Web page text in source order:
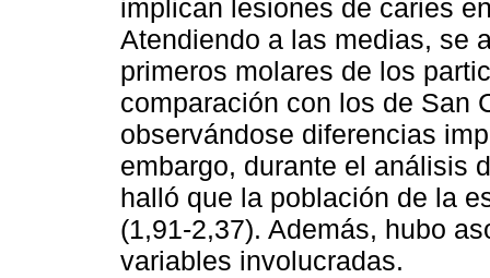
implican lesiones de caries
Atendiendo a las medias, se
primeros molares de los
comparación con los de San
observándose diferencias
embargo, durante el análisis
halló que la población de la
(1,91-2,37). Además, hubo
variables involucradas.